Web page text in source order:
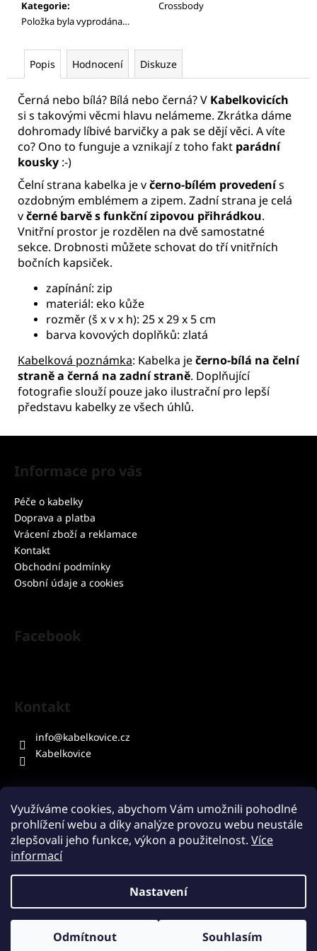
Využíváme cookies, abychom Vám umožnili pohodlné
prohlížení webu a díky analýze provozu webu neustále
zlepšovali jeho funkce, výkon a použitelnost. Více
informací
Nastavení
Odmítnout Souhlasím
Kategorie:
Crossbody
Položka byla vyprodána…
Popis Hodnocení Diskuze
Černá nebo bílá? Bílá nebo černá? V Kabelkovicích
si s takovými věcmi hlavu nelámeme. Zkrátka dáme
dohromady líbivé barvičky a pak se dějí věci. A víte
co? Ono to funguje a vznikají z toho fakt parádní
kousky :-)
Čelní strana kabelka je včerno-bílém provedenís
ozdobným emblémem a zipem. Zadní strana je celá
včerné barvě s funkční zipovou přihrádkou.
Vnitřní prostor je rozdělen na dvě samostatné
sekce. Drobnosti můžete schovat do tří vnitřních
bočních kapsiček.
zapínání: zip
materiál: eko kůže
rozměr (š x v x h): 25 x 29 x 5 cm
barva kovových doplňků: zlatá
Kabelková poznámka: Kabelka ječerno-bílá na čelní
straně a černá na zadní straně. Doplňující
fotografie slouží pouze jako ilustrační pro lepší
představu kabelky ze všech úhlů.
Z
Informace pro vás
Péče o kabelky
Doprava a platba
Vrácení zboží a reklamace
Kontakt
Obchodní podmínky
Osobní údaje a cookies
Facebook
Kontakt
info@kabelkovice.cz
Kabelkovice
Přijímáme online platby
Copyright 2026Kabelkovice.cz . Všechna práva vyhrazena.